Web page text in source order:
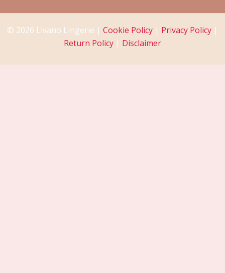
© 2026 Livano Lingerie | Cookie Policy | Privacy Policy |
Return Policy | Disclaimer